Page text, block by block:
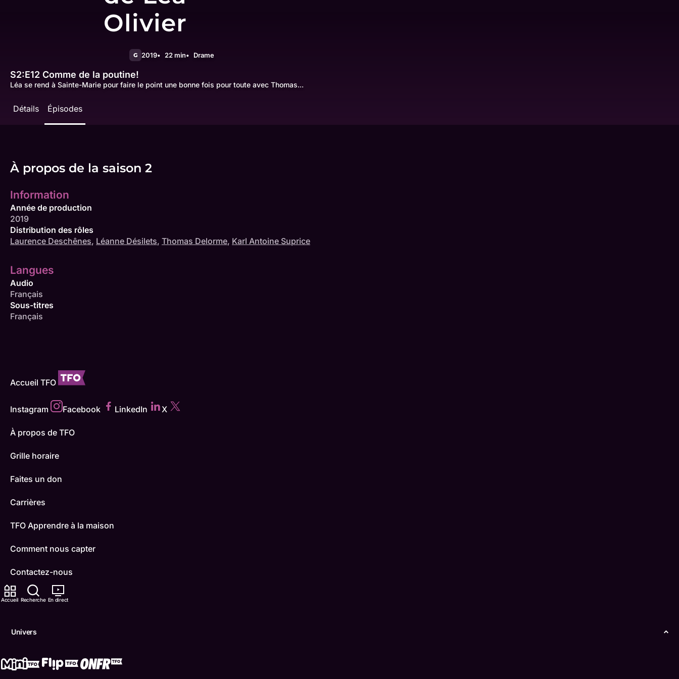
Accueil Recherche En direct
Univers
Olivier
G 2019 22 min Drame
S2:E12 Comme de la poutine!
Léa se rend à Sainte-Marie pour faire le point une bonne fois pour toute avec Thomas...
Détails Épisodes
À propos de la saison 2
Information
Année de production
2019
Distribution des rôles
Laurence Deschênes, Léanne Désilets, Thomas Delorme, Karl Antoine Suprice
Langues
Audio
Français
Sous-titres
Français
Accueil TFO
Instagram Facebook LinkedIn X
À propos de TFO
Grille horaire
Faites un don
Carrières
TFO Apprendre à la maison
Comment nous capter
Contactez-nous
ONFR
Conditions d'utilisation